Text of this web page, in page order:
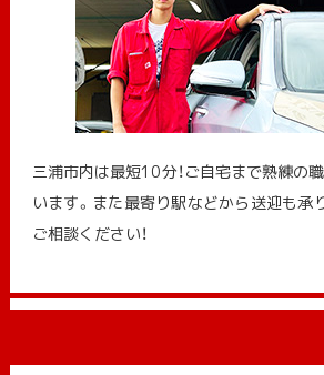
三浦市内は最短10分！ご自宅まで熟練の
います。また最寄り駅などから送迎も承
ご相談ください！